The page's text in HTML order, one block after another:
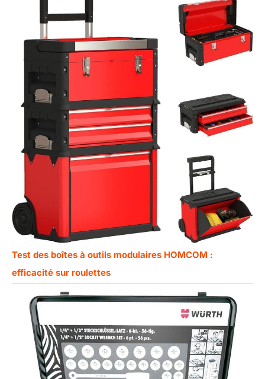
Test des boîtes à outils modulaires HOMCOM :
efficacité sur roulettes